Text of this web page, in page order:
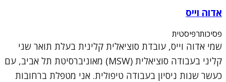
אדוה וייס
פסיכותרפיסטית
שמי אדוה וייס, עובדת סוציאלית קלינית בעלת תואר שני
קליני בעבודה סוציאלית (MSW) מאוניברסיטת תל אביב, עם
כעשר שנות ניסיון בעבודה טיפולית. אני מטפלת ברחובות